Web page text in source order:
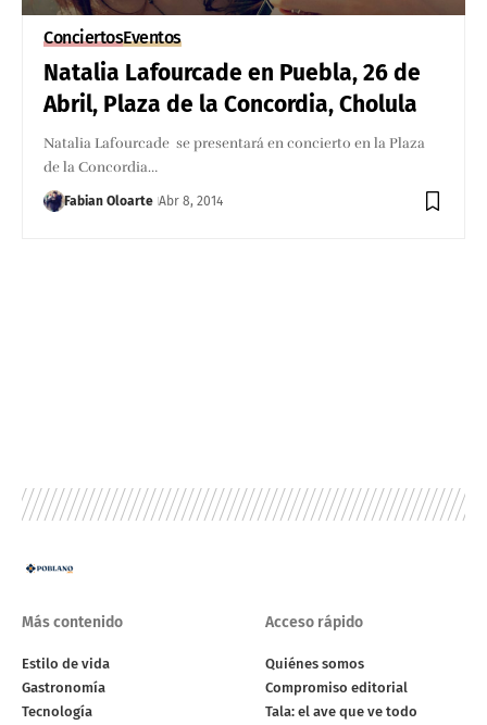
ConciertosEventos
Natalia Lafourcade en Puebla, 26 de
Abril, Plaza de la Concordia, Cholula
Natalia Lafourcade se presentará en concierto en la Plaza
de la Concordia…
Fabian Oloarte Abr 8, 2014
Más contenido
Estilo de vida
Gastronomía
Tecnología
Acceso rápido
Quiénes somos
Compromiso editorial
Tala: el ave que ve todo